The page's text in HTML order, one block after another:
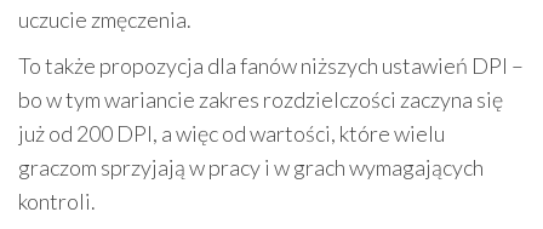
uczucie zmęczenia.
To także propozycja dla fanów niższych ustawień DPI –
bo w tym wariancie zakres rozdzielczości zaczyna się
już od 200 DPI, a więc od wartości, które wielu
graczom sprzyjają w pracy i w grach wymagających
kontroli.